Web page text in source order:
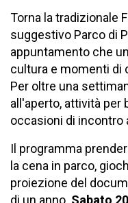
Torna la tradizionale
suggestivo Parco di
appuntamento che
cultura e momenti di
Per oltre una
all'aperto, attività per
occasioni di incontro
Il programma
la cena in parco,
proiezione del
di un anno. Sabato